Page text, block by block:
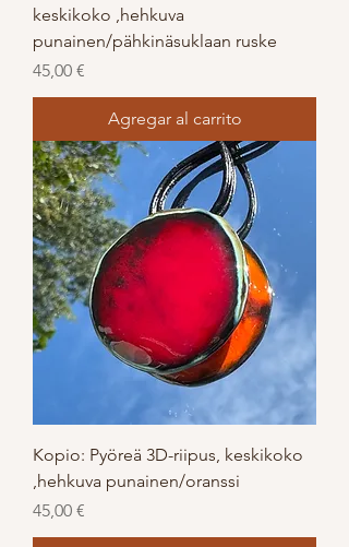
keskikoko ,hehkuva
punainen/pähkinäsuklaan ruske
Precio
45,00 €
Agregar al carrito
Kopio: Pyöreä 3D-riipus, keskikoko
,hehkuva punainen/oranssi
Precio
45,00 €